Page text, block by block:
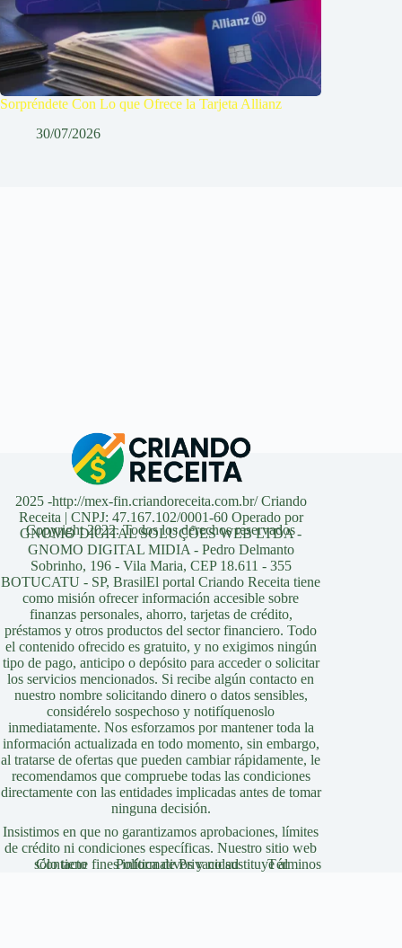
Sorpréndete Con Lo que Ofrece la Tarjeta Allianz
30/07/2026
Copyright 2022. Todos los derechos reservados
2025 -http://mex-fin.criandoreceita.com.br/ Criando
Receita | CNPJ: 47.167.102/0001-60 Operado por
GNOMO DIGITAL SOLUÇÕES WEB LTDA -
GNOMO DIGITAL MIDIA - Pedro Delmanto
Sobrinho, 196 - Vila Maria, CEP 18.611 - 355
BOTUCATU - SP, BrasilEl portal Criando Receita tiene
como misión ofrecer información accesible sobre
finanzas personales, ahorro, tarjetas de crédito,
préstamos y otros productos del sector financiero. Todo
el contenido ofrecido es gratuito, y no exigimos ningún
tipo de pago, anticipo o depósito para acceder o solicitar
los servicios mencionados. Si recibe algún contacto en
nuestro nombre solicitando dinero o datos sensibles,
considérelo sospechoso y notifíquenoslo
inmediatamente. Nos esforzamos por mantener toda la
información actualizada en todo momento, sin embargo,
al tratarse de ofertas que pueden cambiar rápidamente, le
recomendamos que compruebe todas las condiciones
directamente con las entidades implicadas antes de tomar
ninguna decisión.
Insistimos en que no garantizamos aprobaciones, límites
de crédito ni condiciones específicas. Nuestro sitio web
sólo tiene fines informativos y no sustituye al
Contacto Política de Privacidad Términos